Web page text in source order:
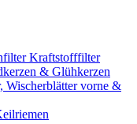
Kraftstofffilter
& Glühkerzen
Wischerblätter vorne &